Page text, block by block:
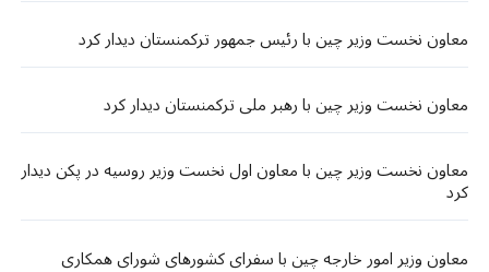
معاون نخست وزیر چین با رئیس جمهور ترکمنستان دیدار کرد
معاون نخست وزیر چین با رهبر ملی ترکمنستان دیدار کرد
معاون نخست وزیر چین با معاون اول نخست وزیر روسیه در پکن دیدار
کرد
معاون وزیر امور خارجه چین با سفرای کشورهای شورای همکاری